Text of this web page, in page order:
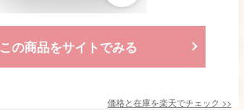
この商品をサイトでみる
価格と在庫を楽天でチェック >>